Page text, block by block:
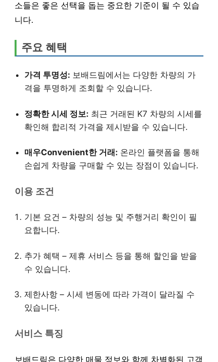
소들은 좋은 선택을 돕는 중요한 기준이 될 수 있습
니다.
주요 혜택
가격 투명성: 보배드림에서는 다양한 차량의 가
격을 투명하게 조회할 수 있습니다.
정확한 시세 정보: 최근 거래된 K7 차량의 시세를
확인해 합리적 가격을 제시받을 수 있습니다.
매우Convenient한 거래: 온라인 플랫폼을 통해
손쉽게 차량을 구매할 수 있는 장점이 있습니다.
이용 조건
기본 요건 – 차량의 성능 및 주행거리 확인이 필
요합니다.
추가 혜택 – 제휴 서비스 등을 통해 할인을 받을
수 있습니다.
제한사항 – 시세 변동에 따라 가격이 달라질 수
있습니다.
서비스 특징
보배드림은 다양한 매물 정보와 함께 차별화된 고객